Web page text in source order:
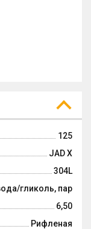
125
JAD X
304L
гликоль, пар
6,50
Рифленая